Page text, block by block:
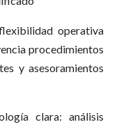
operativa
procedimientos
y asesoramientos
clara: análisis